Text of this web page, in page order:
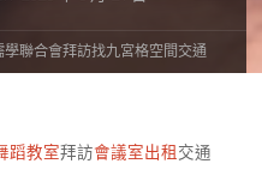
聯合會拜訪找九宮格空間交通
蹈教室拜訪會議室出租 交通